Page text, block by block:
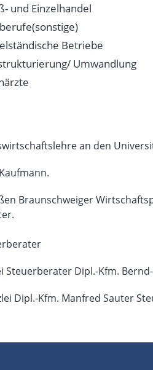
und Einzelhandel
Betriebe
Umwandlung
an den
Braunschweiger
Dipl.-Kfm. Bernd-
Kfm. Manfred Sauter